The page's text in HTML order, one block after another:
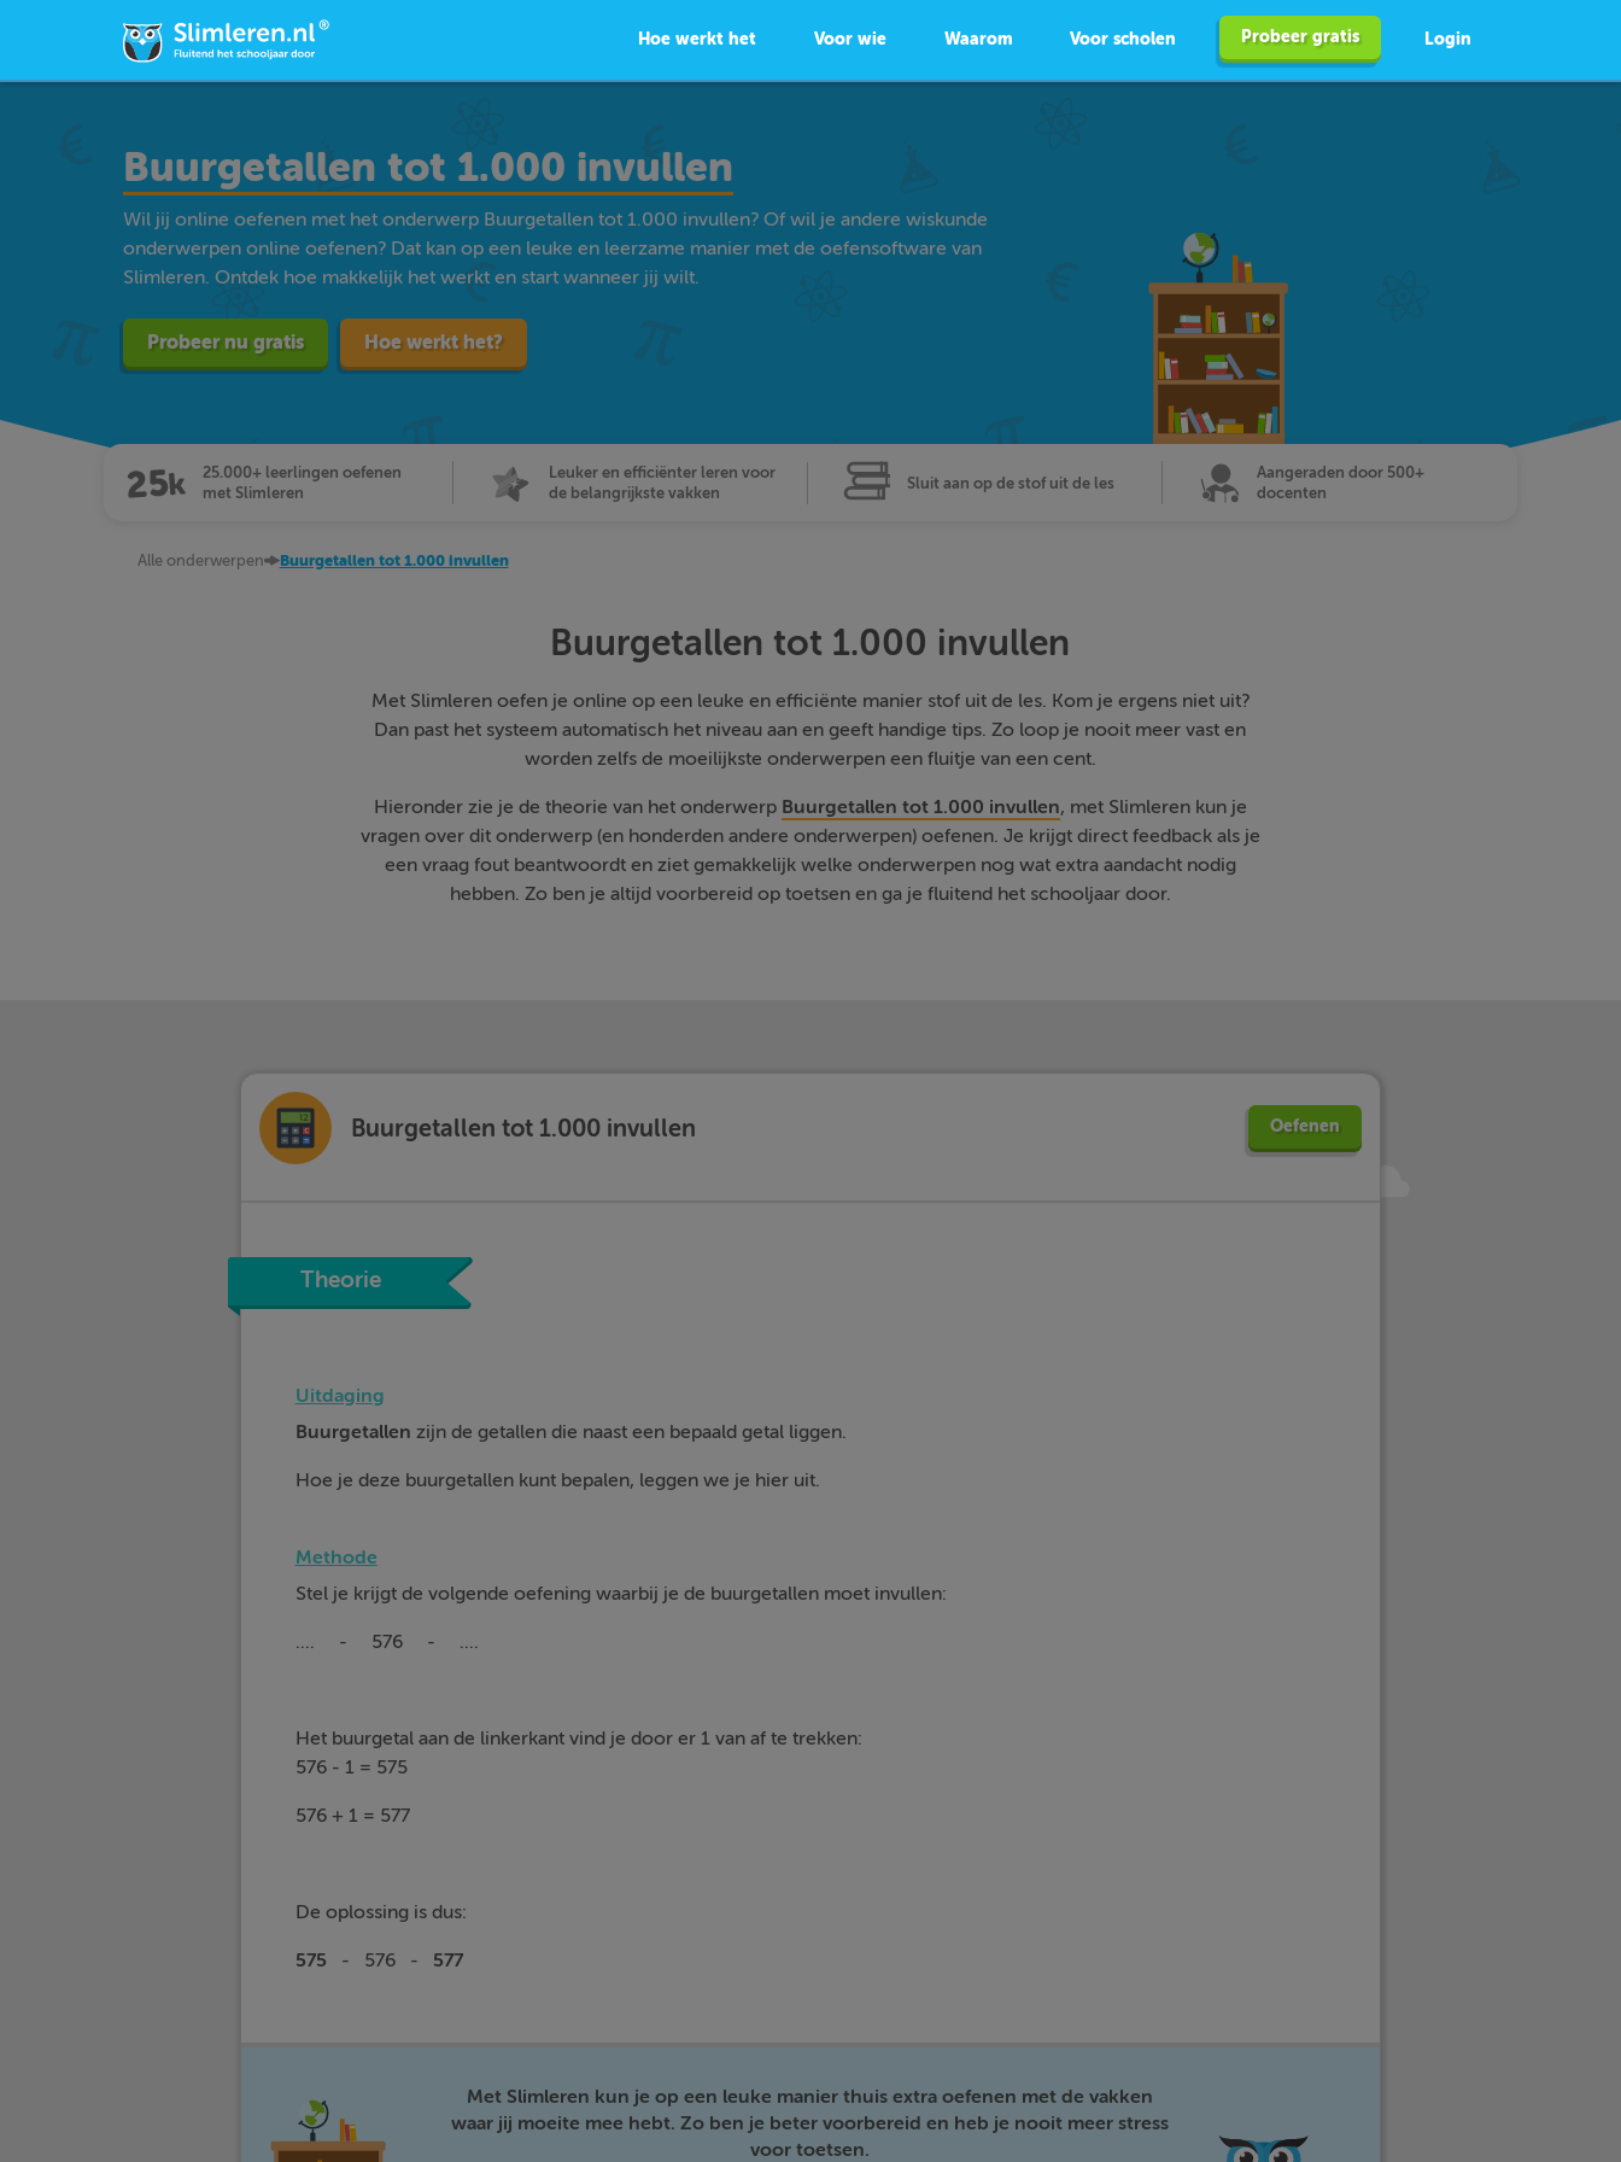
Hoe werkt het Voor wie Waarom Voor scholen Probeer gratis Login
Buurgetallen tot 1.000 invullen
Wil jij online oefenen met het onderwerp Buurgetallen tot 1.000 invullen? Of wil je andere wiskunde
onderwerpen online oefenen? Dat kan op een leuke en leerzame manier met de oefensoftware van
Slimleren. Ontdek hoe makkelijk het werkt en start wanneer jij wilt.
Probeer nu gratis Hoe werkt het?
25.000+ leerlingen oefenen
met Slimleren
Leuker en efficiënter leren voor
de belangrijkste vakken
Sluit aan op de stof uit de les
Aangeraden door 500+
docenten
Alle onderwerpen Buurgetallen tot 1.000 invullen
Buurgetallen tot 1.000 invullen
Met Slimleren oefen je online op een leuke en efficiënte manier stof uit de les. Kom je ergens niet uit?
Dan past het systeem automatisch het niveau aan en geeft handige tips. Zo loop je nooit meer vast en
worden zelfs de moeilijkste onderwerpen een fluitje van een cent.
Hieronder zie je de theorie van het onderwerp Buurgetallen tot 1.000 invullen, met Slimleren kun je
vragen over dit onderwerp (en honderden andere onderwerpen) oefenen. Je krijgt direct feedback als je
een vraag fout beantwoordt en ziet gemakkelijk welke onderwerpen nog wat extra aandacht nodig
hebben. Zo ben je altijd voorbereid op toetsen en ga je fluitend het schooljaar door.
Buurgetallen tot 1.000 invullen Oefenen
Theorie
Uitdaging
Buurgetallen zijn de getallen die naast een bepaald getal liggen.
Hoe je deze buurgetallen kunt bepalen, leggen we je hier uit.
Methode
Stel je krijgt de volgende oefening waarbij je de buurgetallen moet invullen:
.... - 576 - ....
Het buurgetal aan de linkerkant vind je door er 1 van af te trekken:
576 - 1 = 575
576 + 1 = 577
De oplossing is dus:
575 - 576 - 577
Met Slimleren kun je op een leuke manier thuis extra oefenen met de vakken
waar jij moeite mee hebt. Zo ben je beter voorbereid en heb je nooit meer stress
voor toetsen.